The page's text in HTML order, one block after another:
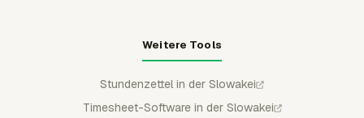
Weitere Tools
Stundenzettel in der Slowakei
Timesheet-Software in der Slowakei